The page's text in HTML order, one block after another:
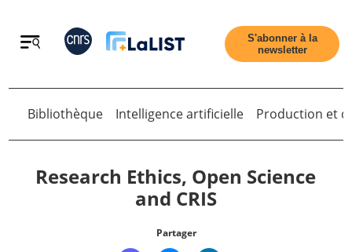
Retour
S'abonner à la
newsletter
Bibliothèque Intelligence artificielle Production et
Research Ethics, Open Science
and CRIS
Partager